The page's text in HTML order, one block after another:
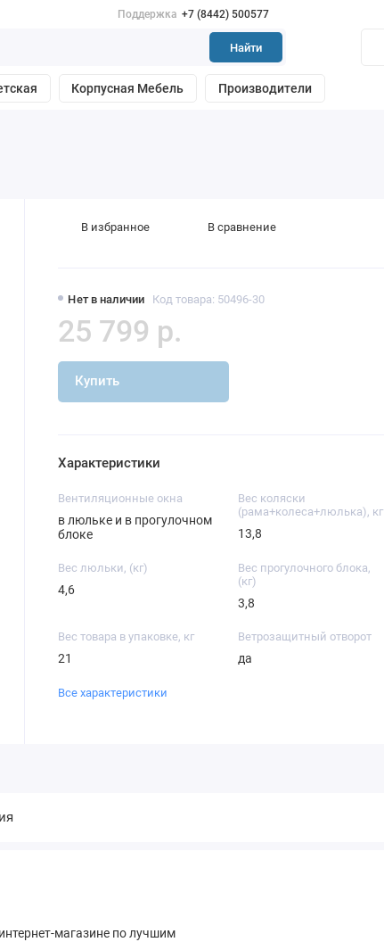
Поддержка +7 (8442) 500577
Найти
Корпусная Мебель Производители
Нет в наличии Код товара: 50496-30
25 799 р.
Купить
В избранное В сравнение
Характеристики
Вентиляционные окна
в люльке и в прогулочном
блоке
Вес коляски
(рама+колеса+люлька), кг
13,8
Вес люльки, (кг)
4,6
Вес прогулочного блока,
(кг)
3,8
Вес товара в упаковке, кг
21
Ветрозащитный отворот
да
Все характеристики
магазине по лучшим